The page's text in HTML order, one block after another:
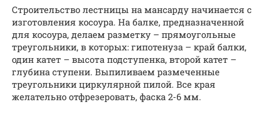
Строительство лестницы на мансарду начинается с
изготовления косоура. На балке, предназначенной
для косоура, делаем разметку – прямоугольные
треугольники, в которых: гипотенуза – край балки,
один катет – высота подступенка, второй катет –
глубина ступени. Выпиливаем размеченные
треугольники циркулярной пилой. Все края
желательно отфрезеровать, фаска 2-6 мм.